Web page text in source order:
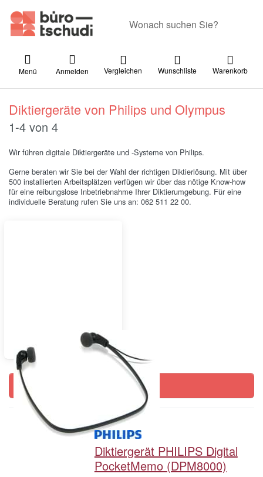
Menü Anmelden Vergleichen Wunschliste Warenkorb
Diktiergeräte von Philips und Olympus
Suchergebnisse:
1-4 von 4
Wir führen digitale Diktiergeräte und -Systeme von Philips.
Gerne beraten wir Sie bei der Wahl der richtigen Diktierlösung. Mit über
500 installierten Arbeitsplätzen verfügen wir über das nötige Know-how
für eine reibungslose Inbetriebnahme Ihrer Diktierumgebung. Für eine
individuelle Beratung rufen Sie uns an: 062 511 22 00.
Zubehör
Filtern & Sortieren
Diktiergerät PHILIPS Digital
PocketMemo (DPM8000)